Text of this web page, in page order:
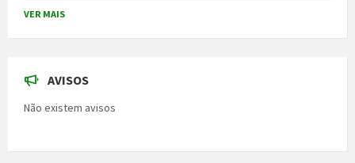
VER MAIS
AVISOS
Não existem avisos